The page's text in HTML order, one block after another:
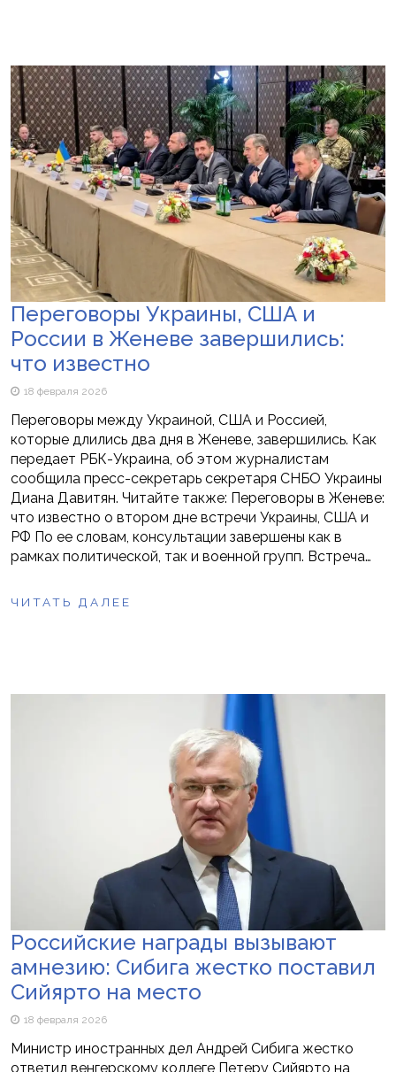
Переговоры Украины, США и
России в Женеве завершились:
что известно
18 февраля 2026
Переговоры между Украиной, США и Россией,
которые длились два дня в Женеве, завершились. Как
передает РБК-Украина, об этом журналистам
сообщила пресс-секретарь секретаря СНБО Украины
Диана Давитян. Читайте также: Переговоры в Женеве:
что известно о втором дне встречи Украины, США и
РФ По ее словам, консультации завершены как в
рамках политической, так и военной групп. Встреча…
ЧИТАТЬ ДАЛЕЕ
Российские награды вызывают
амнезию: Сибига жестко поставил
Сийярто на место
18 февраля 2026
Министр иностранных дел Андрей Сибига жестко
ответил венгерскому коллеге Петеру Сийярто на